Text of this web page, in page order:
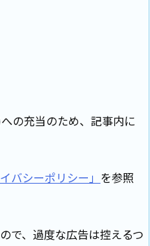
の充当のため、記事内に
イバシーポリシー」 を参照
で、過度な広告は控えるつ